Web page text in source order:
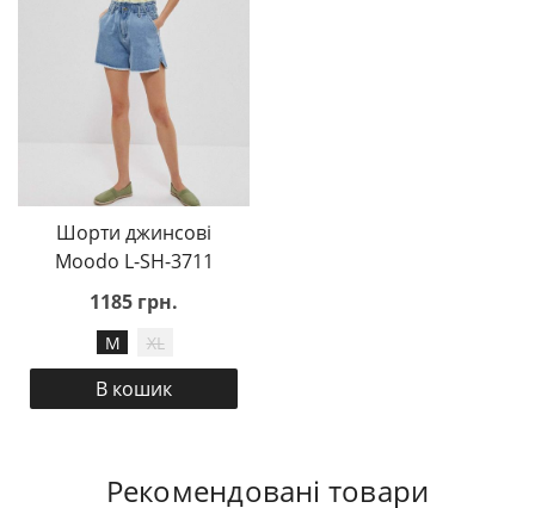
Шорти джинсові
Moodo L-SH-3711
1185 грн.
M XL
В кошик
Рекомендовані товари